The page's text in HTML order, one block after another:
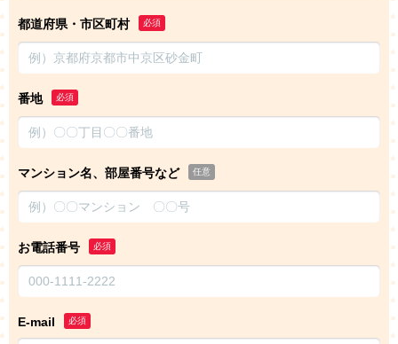
都道府県・市区町村 必須
番地 必須
マンション名、部屋番号など 任意
お電話番号 必須
E-mail 必須